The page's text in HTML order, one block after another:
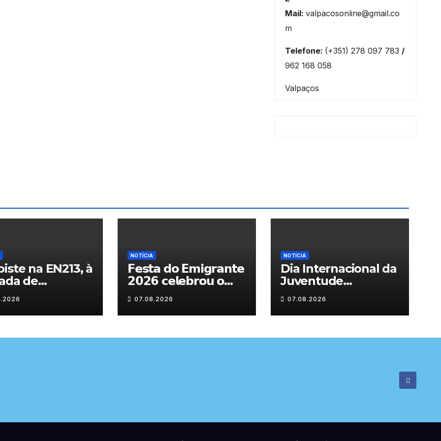
Mail: valpacosonline@gmail.co
m
Telefone: (+351) 278 097 783 /
962 168 058
Valpaços
na EN213, à
de
NOTÍCIA
𝗙𝗲𝘀𝘁𝗮 𝗱𝗼 𝗘𝗺𝗶𝗴𝗿𝗮𝗻𝘁𝗲
𝟮𝟬𝟮𝟲 𝗰𝗲𝗹𝗲𝗯𝗿𝗼𝘂 𝗼
𝗿𝗲𝗲𝗻𝗰𝗼𝗻𝘁𝗿𝗼 𝗲 𝗼𝘀
𝗹𝗮𝗰̧𝗼𝘀 𝗾𝘂𝗲 𝘂𝗻𝗲𝗺
𝗠𝘂𝗿𝗰̧𝗮
07.08.2026
NOTÍCIA
Dia Internacional da
Juventude
celebrado em
Chaves com
atividades gratuitas
07.08.2026